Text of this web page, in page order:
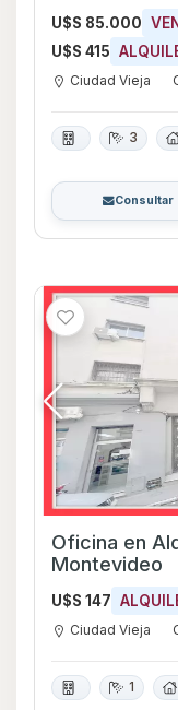
U$S 85.000
U$S 415
Ciudad Vieja
3
Consultar
Oficina en Alquiler en
Montevideo
U$S 147
Ciudad Vieja
1